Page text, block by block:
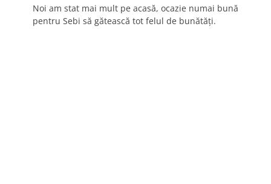
Noi am stat mai mult pe acasă, ocazie numai bună
pentru Sebi să gătească tot felul de bunătăţi.